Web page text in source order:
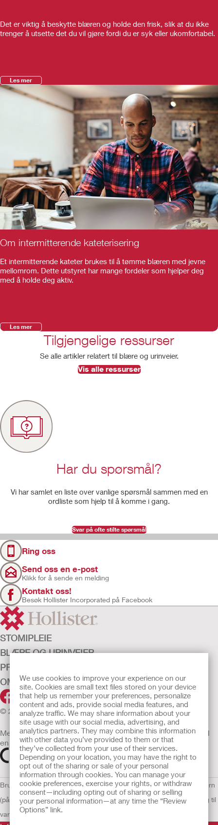
We use cookies to improve your experience on our
site. Cookies are small text files stored on your device
that help us remember your preferences, personalize
content and ads, provide social media features, and
analyze traffic. We may share information about your
site usage with our social media, advertising, and
analytics partners. They may combine this information
with other data you’ve provided to them or that
they’ve collected from your use of their services.
Depending on your location, you may have the right to
opt out of the sharing or sale of your personal
information through cookies. You can manage your
cookie preferences, exercise your rights, or withdraw
consent—including opting out of sharing or selling
your personal information—at any time the “Review
Options” link.
Det er viktig å beskytte blæren og holde den frisk, slik at du ikke
trenger å utsette det du vil gjøre fordi du er syk eller ukomfortabel.
Les mer
Om intermitterende kateterisering
Et intermitterende kateter brukes til å tømme blæren med jevne
mellomrom. Dette utstyret har mange fordeler som hjelper deg
med å holde deg aktiv.
Les mer
Tilgjengelige ressurser
Se alle artikler relatert til blære og urinveier.
Vis alle ressurser
Har du spørsmål?
Vi har samlet en liste over vanlige spørsmål sammen med en
ordliste som hjelp til å komme i gang.
Svar på ofte stilte spørsmål
Ring oss
Send oss en e-post
Klikk for å sende en melding
Kontakt oss!
Besøk Hollister Incorporated på Facebook
STOMIPLEIE
BLÆRE OG URINVEIER
PRODUKTER
OM OSS
© 2026 Hollister Incorporated
Medisinsk utstyr som selges i EU er etter behov merket med
en av følgende symboler
BruksvilkårRetningslinjer for personvernRetningslinjer for personvern
(på engelsk)Informasjonskapsler Åpenhetslov Erklæring EU Varsling til
varslere